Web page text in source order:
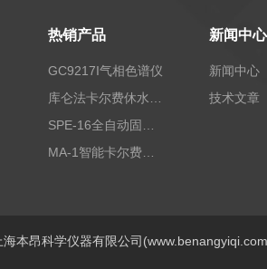
热销产品
GC9217I气相色谱仪
MA-1智能卡尔费休水分测定仪
新闻中心
新闻中心
技术文章
本昂科学仪器有限公司